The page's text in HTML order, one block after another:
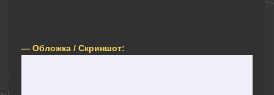
— Обложка / Скриншот: